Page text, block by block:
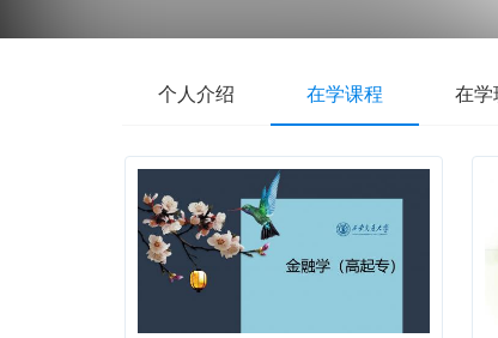
个人介绍 在学课程 在学